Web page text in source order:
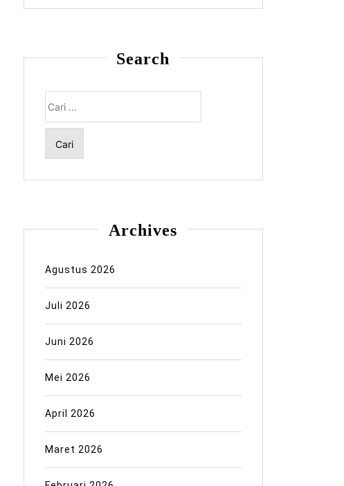
Search
untuk:
Archives
Agustus 2026
Juli 2026
Juni 2026
Mei 2026
April 2026
Maret 2026